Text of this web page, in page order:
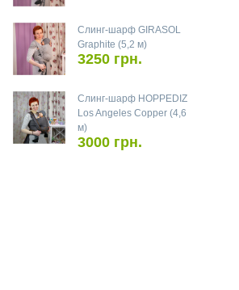
Слинг-шарф GIRASOL
Graphite (5,2 м)
3250 грн.
Слинг-шарф HOPPEDIZ
Los Angeles Copper (4,6
м)
3000 грн.